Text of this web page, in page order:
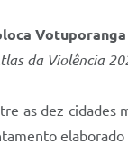
da Violência
as dez cidades
elaborado